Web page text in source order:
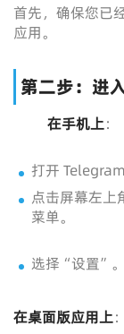
首先，确保您已
应用。
第二步：进
在手机上：
打开 Telegram
点击屏幕左上
菜单。
选择“设置”。
在桌面版应用上：